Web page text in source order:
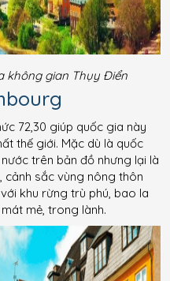
không gian Thụy Điển
72,30 giúp quốc gia này
thế giới. Mặc dù là quốc
trên bản đồ nhưng lại là
cảnh sắc vùng nông thôn
khu rừng trù phú, bao la
mẻ, trong lành.